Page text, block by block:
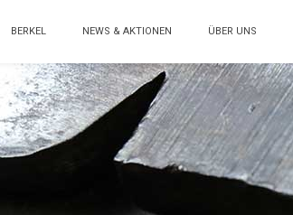
BERKEL NEWS & AKTIONEN ÜBER UNS